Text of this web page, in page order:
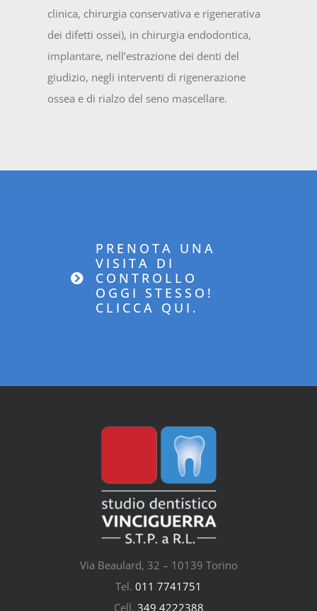
clinica, chirurgia conservativa e rigenerativa
dei difetti ossei), in chirurgia endodontica,
implantare, nell’estrazione dei denti del
giudizio, negli interventi di rigenerazione
ossea e di rialzo del seno mascellare.
PRENOTA UNA
VISITA DI
CONTROLLO
OGGI STESSO!
CLICCA QUI.
Via Beaulard, 32 – 10139 Torino
Tel. 011 7741751
Cell. 349 4222388